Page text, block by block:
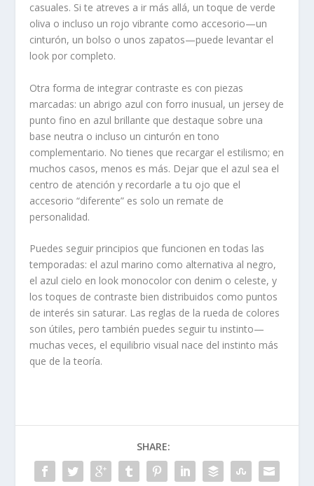
casuales. Si te atreves a ir más allá, un toque de verde
oliva o incluso un rojo vibrante como accesorio—un
cinturón, un bolso o unos zapatos—puede levantar el
look por completo.
Otra forma de integrar contraste es con piezas
marcadas: un abrigo azul con forro inusual, un jersey de
punto fino en azul brillante que destaque sobre una
base neutra o incluso un cinturón en tono
complementario. No tienes que recargar el estilismo; en
muchos casos, menos es más. Dejar que el azul sea el
centro de atención y recordarle a tu ojo que el
accesorio “diferente” es solo un remate de
personalidad.
Puedes seguir principios que funcionen en todas las
temporadas: el azul marino como alternativa al negro,
el azul cielo en look monocolor con denim o celeste, y
los toques de contraste bien distribuidos como puntos
de interés sin saturar. Las reglas de la rueda de colores
son útiles, pero también puedes seguir tu instinto—
muchas veces, el equilibrio visual nace del instinto más
que de la teoría.
SHARE: